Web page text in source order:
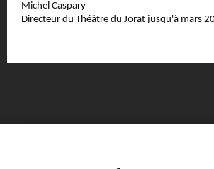
Michel Caspary
Directeur du Théâtre du Jorat jusqu'à mars